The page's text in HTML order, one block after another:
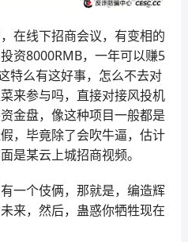
在线下招商会议，有变相的
资8000RMB，一年可以赚5
特么有这好事，怎么不去对
来参与吗，直接对接风投机
金盘，像这种项目一般都是
，毕竟除了会吹牛逼，估计
是某云上城招商视频。
一个伎俩，那就是，编造辉
来，然后，蛊惑你牺牲现在